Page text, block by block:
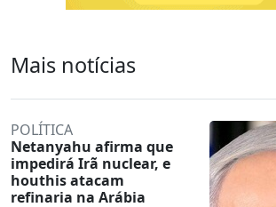
Mais notícias
POLÍTICA
Netanyahu afirma que
impedirá Irã nuclear, e
houthis atacam
refinaria na Arábia